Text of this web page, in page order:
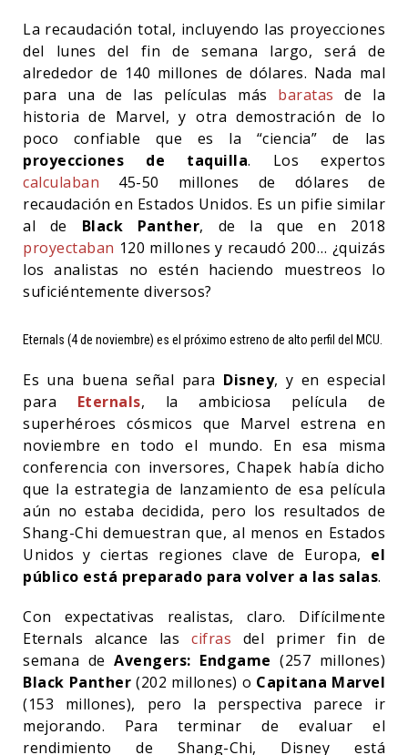
La recaudación total, incluyendo las proyecciones
del lunes del fin de semana largo, será de
alrededor de 140 millones de dólares. Nada mal
para una de las películas más baratas de la
historia de Marvel, y otra demostración de lo
poco confiable que es la “ciencia” de las
proyecciones de taquilla. Los expertos
calculaban 45-50 millones de dólares de
recaudación en Estados Unidos. Es un pifie similar
al de Black Panther, de la que en 2018
proyectaban 120 millones y recaudó 200… ¿quizás
los analistas no estén haciendo muestreos lo
suficiéntemente diversos?
Eternals (4 de noviembre) es el próximo estreno de alto perfil del MCU.
Es una buena señal para Disney, y en especial
para Eternals, la ambiciosa película de
superhéroes cósmicos que Marvel estrena en
noviembre en todo el mundo. En esa misma
conferencia con inversores, Chapek había dicho
que la estrategia de lanzamiento de esa película
aún no estaba decidida, pero los resultados de
Shang-Chi demuestran que, al menos en Estados
Unidos y ciertas regiones clave de Europa, el
público está preparado para volver a las salas.
Con expectativas realistas, claro. Difícilmente
Eternals alcance lascifras del primer fin de
semana de Avengers: Endgame (257 millones)
Black Panther (202 millones) o Capitana Marvel
(153 millones), pero la perspectiva parece ir
mejorando. Para terminar de evaluar el
rendimiento de Shang-Chi, Disney está